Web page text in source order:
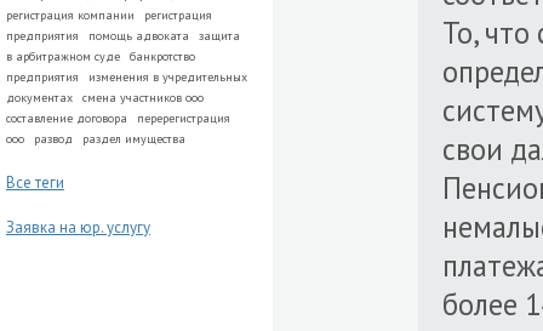
регистрация компании
регистрация
предприятия
помощь адвоката
защита
в арбитражном суде
банкротство
предприятия
изменения в учредительных
документах
смена участников ооо
составление договора
перерегистрация
ооо
развод раздел имущества
Все теги
Заявка на юр. услугу
То,
свои
более